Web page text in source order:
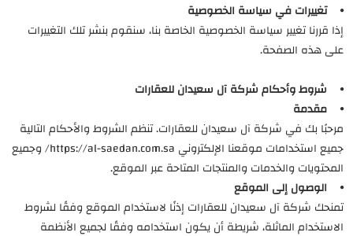
⦁ تغييرات في سياسة الخصوصية
إذا قررنا تغيير سياسة الخصوصية الخاصة بنا، سنقوم بنشر تلك التغييرات
على هذه الصفحة.
⦁ شروط وأحكام شركة آل سعيدان للعقارات
⦁ مقدمة
مرحبًا بك في شركة آل سعيدان للعقارات. تنظم الشروط والأحكام التالية
جميع استخدامات موقعنا الإلكتروني https://al-saedan.com.sa/ وجميع
المحتويات والخدمات والمنتجات المتاحة عبر الموقع.
⦁ الوصول إلى الموقع
تمنحك شركة آل سعيدان للعقارات إذنًا لاستخدام الموقع وفقًا لشروط
الاستخدام الماثلة، شريطة أن يكون استخدامه وفقًا لجميع الأنظمة